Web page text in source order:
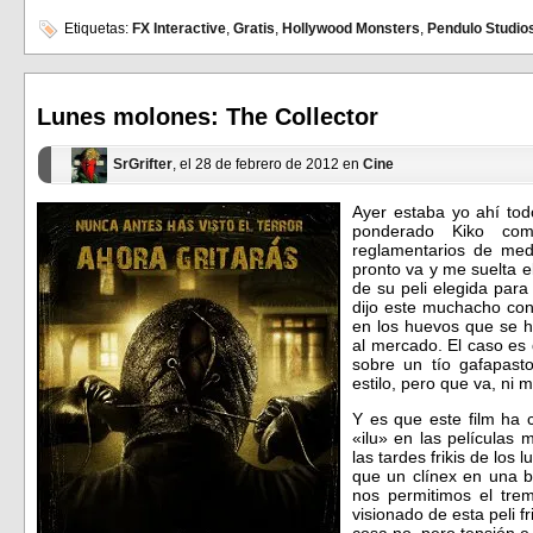
en
Facebook
(Se
abre
ventana
nueva)
en
(Se
abre
ventana
nueva)
Etiquetas: FX Interactive Gratis Hollywood Monsters Pendulo
Lunes molones: The Collector
SrGrifter, el 28 de febrero de 2012 en Cine
Ayer estaba yo ahí
ponderado Kiko
reglamentarios de
pronto va y me suelta
de su peli elegida
dijo este muchacho
en los huevos que se
al mercado. El caso
sobre un tío
estilo, pero que va, ni
Y es que este film ha
«ilu» en las películas
las tardes frikis de los
que un clínex en una
nos permitimos el
visionado de esta peli